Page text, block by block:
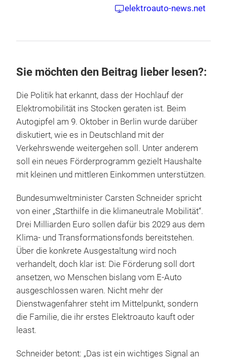
elektroauto-news.net
Sie möchten den Beitrag lieber lesen?:
Die Politik hat erkannt, dass der Hochlauf der
Elektromobilität ins Stocken geraten ist. Beim
Autogipfel am 9. Oktober in Berlin wurde darüber
diskutiert, wie es in Deutschland mit der
Verkehrswende weitergehen soll. Unter anderem
soll ein neues Förderprogramm gezielt Haushalte
mit kleinen und mittleren Einkommen unterstützen.
Bundesumweltminister Carsten Schneider spricht
von einer „Starthilfe in die klimaneutrale Mobilität“.
Drei Milliarden Euro sollen dafür bis 2029 aus dem
Klima- und Transformationsfonds bereitstehen.
Über die konkrete Ausgestaltung wird noch
verhandelt, doch klar ist: Die Förderung soll dort
ansetzen, wo Menschen bislang vom E-Auto
ausgeschlossen waren. Nicht mehr der
Dienstwagenfahrer steht im Mittelpunkt, sondern
die Familie, die ihr erstes Elektroauto kauft oder
least.
Schneider betont: „Das ist ein wichtiges Signal an